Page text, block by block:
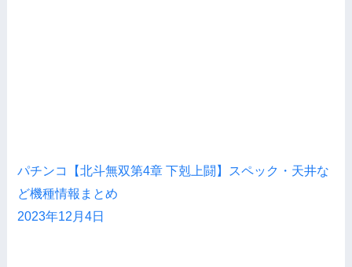
パチンコ【北斗無双第4章 下剋上闘】スペック・天井な
ど機種情報まとめ
2023年12月4日